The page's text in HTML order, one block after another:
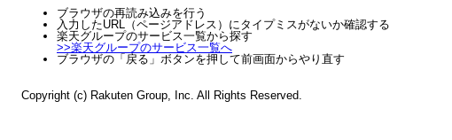
ブラウザの再読み込みを行う
入力したURL（ページアドレス）にタイプミスがないか確認する
楽天グループのサービス一覧から探す
>>楽天グループのサービス一覧へ
ブラウザの「戻る」ボタンを押して前画面からやり直す
Copyright (c) Rakuten Group, Inc. All Rights Reserved.